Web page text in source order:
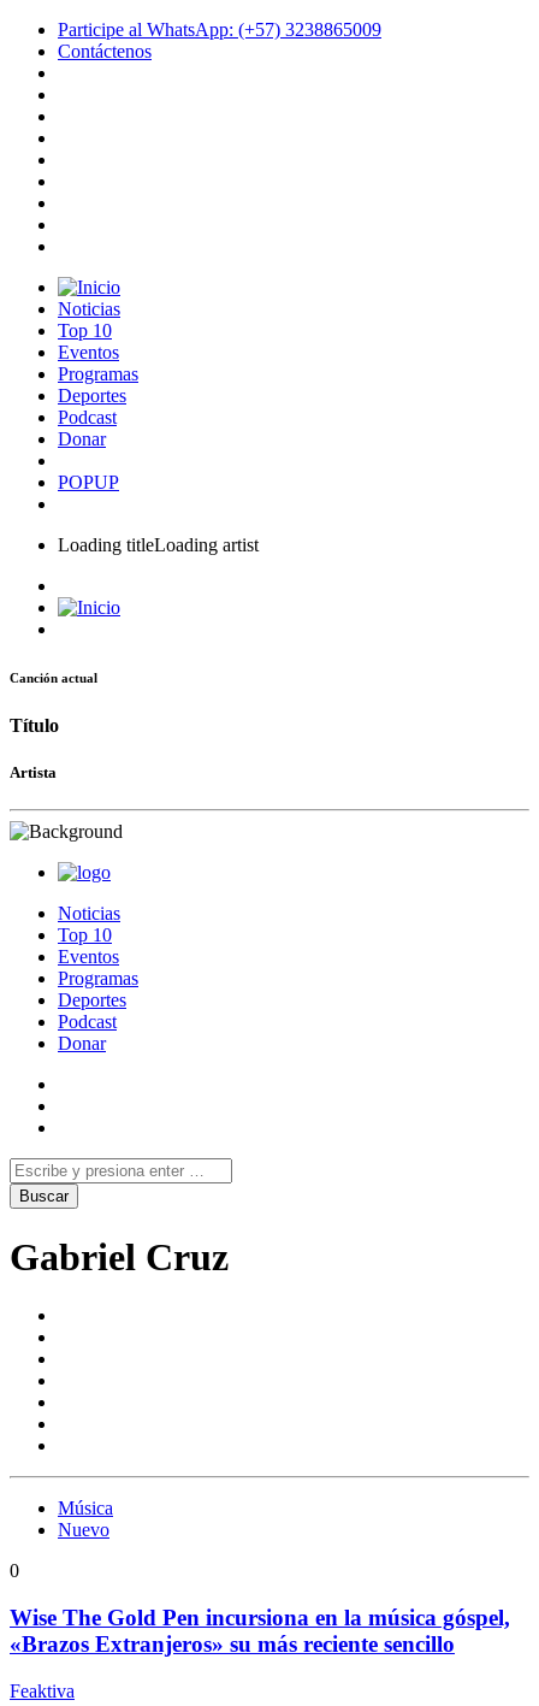
Participe al WhatsApp: (+57) 3238865009
Contáctenos
Noticias
Top 10
Eventos
Programas
Deportes
Podcast
Donar
POPUP
Loading titleLoading artist
Canción actual
Título
Artista
Noticias
Top 10
Eventos
Programas
Deportes
Podcast
Donar
Gabriel Cruz
Música
Nuevo
0
Wise The Gold Pen incursiona en la música góspel,
«Brazos Extranjeros» su más reciente sencillo
Feaktiva